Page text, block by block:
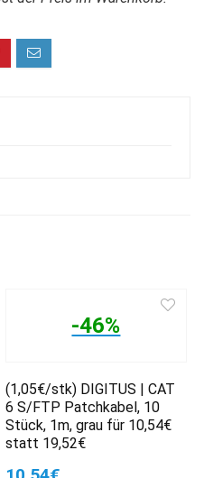
-46%
(1,05€/stk) DIGITUS | CAT
6 S/FTP Patchkabel, 10
Stück, 1m, grau für 10,54€
statt 19,52€